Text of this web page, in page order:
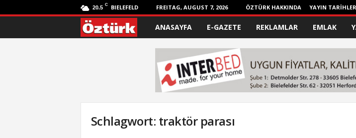
20.5 C BIELEFELD FREITAG, AUGUST 7, 2026 ÖZTÜRK HAKKINDA YAYIN
ANASAYFA E-GAZETE REKLAMLAR EMLAK
Schlagwort: traktör parası